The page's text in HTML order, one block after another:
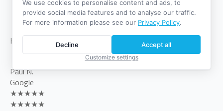
und kompetent, es gibt überhaupt nichts zu
meckern.
Kunden-Bewertung von Google
Paul N.
Google
★★★★★
★★★★★
We use cookies to personalise content and ads, to
provide social media features and to analyse our traffic.
For more information please see our Privacy Policy.
Accept all
Decline
Customize settings